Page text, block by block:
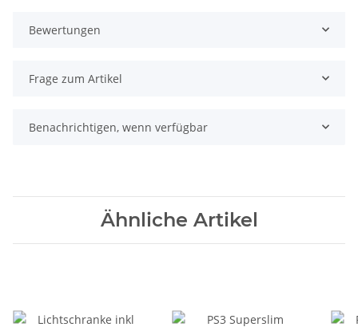
Bewertungen
Frage zum Artikel
Benachrichtigen, wenn verfügbar
Ähnliche Artikel